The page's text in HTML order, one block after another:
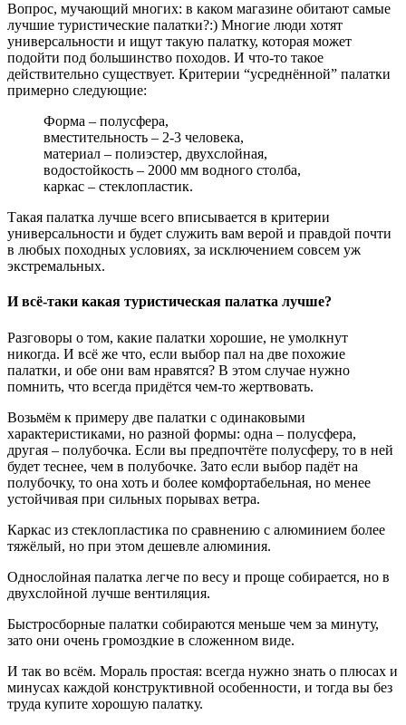
Вопрос, мучающий многих: в каком магазине обитают самые
лучшие туристические палатки?:) Многие люди хотят
универсальности и ищут такую палатку, которая может
подойти под большинство походов. И что-то такое
действительно существует. Критерии “усреднённой” палатки
примерно следующие:
Форма – полусфера,
вместительность – 2-3 человека,
материал – полиэстер, двухслойная,
водостойкость – 2000 мм водного столба,
каркас – стеклопластик.
Такая палатка лучше всего вписывается в критерии
универсальности и будет служить вам верой и правдой почти
в любых походных условиях, за исключением совсем уж
экстремальных.
И всё-таки какая туристическая палатка лучше?
Разговоры о том, какие палатки хорошие, не умолкнут
никогда. И всё же что, если выбор пал на две похожие
палатки, и обе они вам нравятся? В этом случае нужно
помнить, что всегда придётся чем-то жертвовать.
Возьмём к примеру две палатки с одинаковыми
характеристиками, но разной формы: одна – полусфера,
другая – полубочка. Если вы предпочтёте полусферу, то в ней
будет теснее, чем в полубочке. Зато если выбор падёт на
полубочку, то она хоть и более комфортабельная, но менее
устойчивая при сильных порывах ветра.
Каркас из стеклопластика по сравнению с алюминием более
тяжёлый, но при этом дешевле алюминия.
Однослойная палатка легче по весу и проще собирается, но в
двухслойной лучше вентиляция.
Быстросборные палатки собираются меньше чем за минуту,
зато они очень громоздкие в сложенном виде.
И так во всём. Мораль простая: всегда нужно знать о плюсах и
минусах каждой конструктивной особенности, и тогда вы без
труда купите хорошую палатку.